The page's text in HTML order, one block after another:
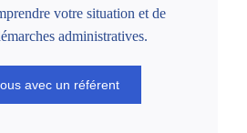
votre situation et de
administratives.
avec un référent